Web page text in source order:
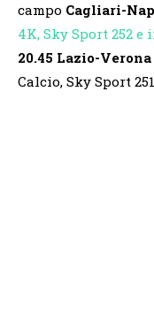
campo Cagliari-
4K, Sky Sport 252 e
20.45 Lazio-Verona
Calcio, Sky Sport